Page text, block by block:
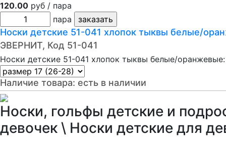
120.00 руб / пара
пара
Носки детские 51-041 хлопок тыквы белые/
ЭВЕРНИТ, Код 51-041
Носки детские 51-041 хлопок тыквы белые/
Наличие товара: есть в наличии
Носки, гольфы детские и
девочек \ Носки детские для